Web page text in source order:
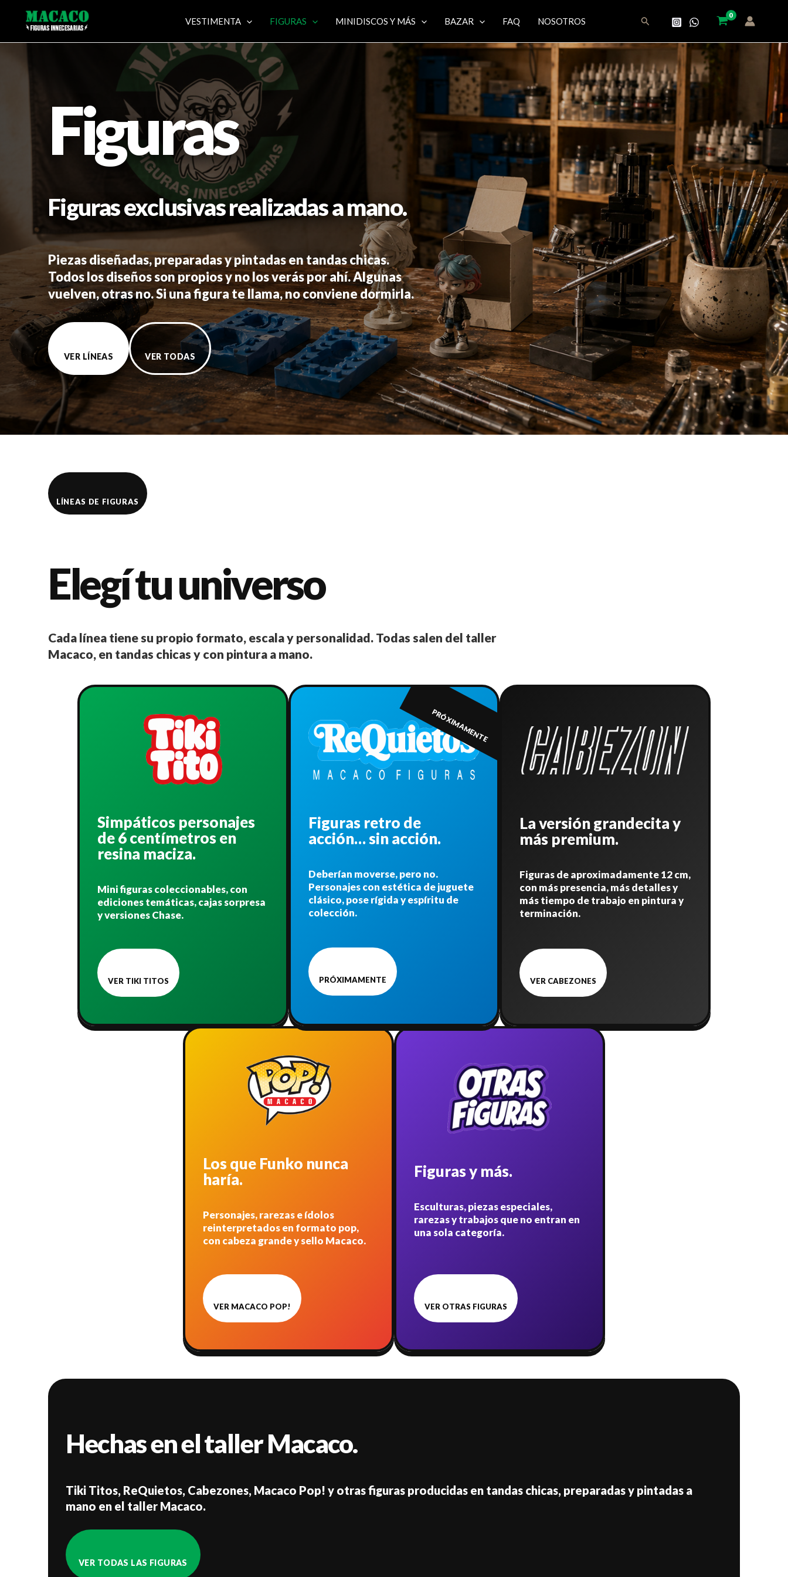
contenido
VESTIMENTA FIGURAS MINIDISCOS Y MÁS BAZAR FAQ NOSOTROS Buscar
Figuras
Figuras exclusivas realizadas a mano.
Piezas diseñadas, preparadas y pintadas en tandas chicas.
Todos los diseños son propios y no los verás por ahí. Algunas
vuelven, otras no. Si una figura te llama, no conviene dormirla.
VER LÍNEAS VER TODAS
LÍNEAS DE FIGURAS
Elegí tu universo
Cada línea tiene su propio formato, escala y personalidad. Todas salen del taller
Macaco, en tandas chicas y con pintura a mano.
Simpáticos personajes
de 6 centímetros en
resina maciza.
Mini figuras coleccionables, con
ediciones temáticas, cajas sorpresa
y versiones Chase.
VER TIKI TITOS
PRÓXIMAMENTE
Figuras retro de
acción… sin acción.
Deberían moverse, pero no.
Personajes con estética de juguete
clásico, pose rígida y espíritu de
colección.
PRÓXIMAMENTE
La versión grandecita y
más premium.
Figuras de aproximadamente 12 cm,
con más presencia, más detalles y
más tiempo de trabajo en pintura y
terminación.
VER CABEZONES
Los que Funko nunca
haría.
Personajes, rarezas e ídolos
reinterpretados en formato pop,
con cabeza grande y sello Macaco.
VER MACACO POP!
Figuras y más.
Esculturas, piezas especiales,
rarezas y trabajos que no entran en
una sola categoría.
VER OTRAS FIGURAS
Hechas en el taller Macaco.
Tiki Titos, ReQuietos, Cabezones, Macaco Pop! y otras figuras producidas en tandas chicas, preparadas y pintadas a
mano en el taller Macaco.
VER TODAS LAS FIGURAS